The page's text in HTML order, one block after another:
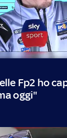
Fp2 ho
oggi"